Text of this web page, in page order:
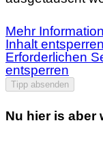
Mehr
Inhalt entsperren
Erforderlichen
entsperren
Tipp absenden
Nu hier is aber